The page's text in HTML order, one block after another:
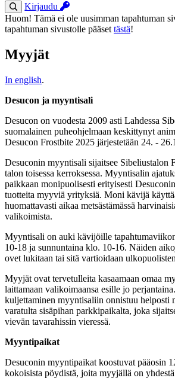
Kirjaudu
Huom! Tämä ei ole uusimman tapahtuman
tapahtuman sivustolle pääset tästä!
Myyjät
In english.
Desucon ja myyntisali
Desucon on vuodesta 2009 asti Lahdessa
suomalainen puheohjelmaan keskittynyt
Desucon Frostbite 2025 järjestetään 24. -
Desuconin myyntisali sijaitsee Sibeliustalon
talon toisessa kerroksessa. Myyntisalin
paikkaan monipuolisesti erityisesti
tuotteita myyviä yrityksiä. Moni kävijä
huomattavasti aikaa metsästämässä
valikoimista.
Myyntisali on auki kävijöille
10-18 ja sunnuntaina klo. 10-16. Näiden
ovet lukitaan tai sitä vartioidaan
Myyjät ovat tervetulleita kasaamaan omaa
laittamaan valikoimaansa esille jo
kuljettaminen myyntisaliin onnistuu helposti
varatulta sisäpihan parkkipaikalta, joka
vievän tavarahissin vieressä.
Myyntipaikat
Desuconin myyntipaikat koostuvat pääosin
kokoisista pöydistä, joita myyjällä on